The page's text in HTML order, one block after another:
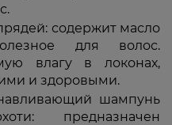
содержит масло
для волос.
влагу в локонах,
и здоровыми.
шампунь
предназначен